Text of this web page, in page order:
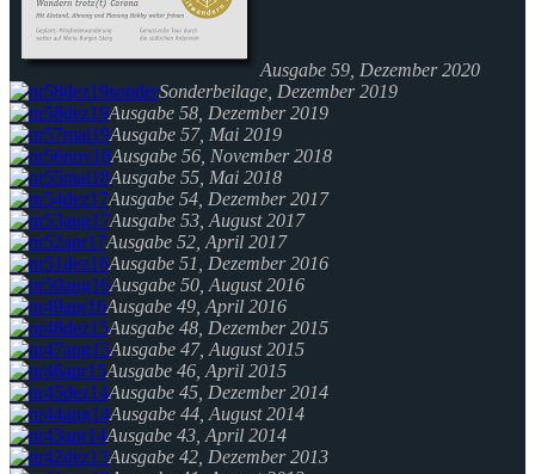
Ausgabe 59, Dezember 2020
Sonderbeilage, Dezember 2019
Ausgabe 58, Dezember 2019
Ausgabe 57, Mai 2019
Ausgabe 56, November 2018
Ausgabe 55, Mai 2018
Ausgabe 54, Dezember 2017
Ausgabe 53, August 2017
Ausgabe 52, April 2017
Ausgabe 51, Dezember 2016
Ausgabe 50, August 2016
Ausgabe 49, April 2016
Ausgabe 48, Dezember 2015
Ausgabe 47, August 2015
Ausgabe 46, April 2015
Ausgabe 45, Dezember 2014
Ausgabe 44, August 2014
Ausgabe 43, April 2014
Ausgabe 42, Dezember 2013